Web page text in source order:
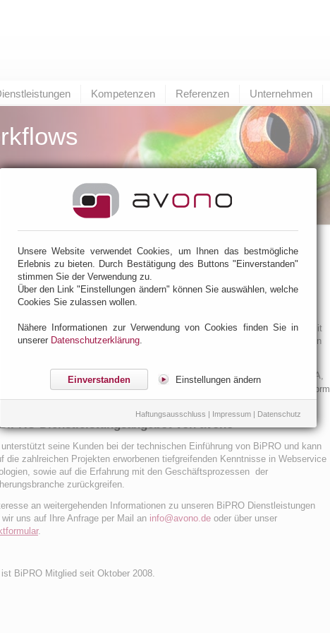
Kompetenzen Referenzen Unternehmen
was ist BiPRO ?
Prozessoptimierung (BiPRO) ist ein Zusammenschluss von
Herstellern von Maklersoftware, sowie Dienstleistern, mit
der Standardisierung von unternehmensübergreifenden Geschäftsprozessen
Grundlage für die Prozessintegration bilden die Bausteine moderner SOA,
die fachlichen Prozesse durchmodular aufgebaute Webservices in der Form
formuliert.
Dienstleistungsangebot von avono
seine Kunden bei der technischen Einführung von BiPRO und kann
die zahlreichen Projekten erworbenen tiefgreifenden Kenntnisse in Webservice
sowie auf die Erfahrung mit den Geschäftsprozessen der
zurückgreifen.
an weitergehenden Informationen zu unseren BiPRO Dienstleistungen
wir uns auf Ihre Anfrage per Mail an info@avono.de oder über unser
.
BiPRO Mitglied seit Oktober 2008.
Unsere Website verwendet Cookies, um Ihnen das bestmögliche
Erlebnis zu bieten. Durch Bestätigung des Buttons "Einverstanden"
stimmen Sie der Verwendung zu.
Über den Link "Einstellungen ändern" können Sie auswählen, welche
Cookies Sie zulassen wollen.
Nähere Informationen zur Verwendung von Cookies finden Sie in
unserer Datenschutzerklärung.
Einverstanden Einstellungen ändern
Haftungsausschluss Impressum Datenschutz